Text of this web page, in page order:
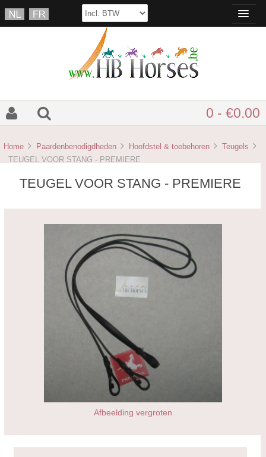
0 - €0.00
Home Paardenbenodigdheden Hoofdstel & toebehoren
Teugels
TEUGEL VOOR STANG - PREMIERE
TEUGEL VOOR STANG - PREMIERE
Afbeelding vergroten